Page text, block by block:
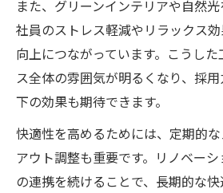
また、グリーンインテリアや自然光
社員のストレス軽減やリラックス
向上につながっています。こうし
ス全体の雰囲気が明るくなり、採
下の効果も期待できます。
快適性を高めるためには、定期的
アウト調整も重要です。リノベー
の連携を続けることで、長期的な